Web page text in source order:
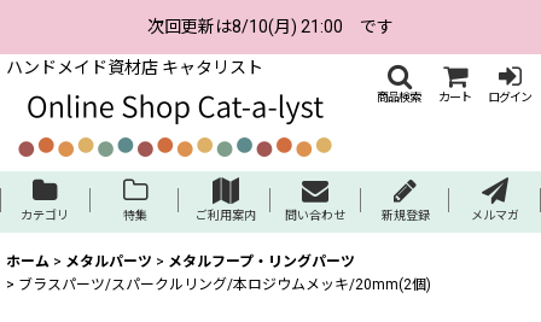
次回更新は8/10(月) 21:00 です
ハンドメイド資材店 キャタリスト
商品検索 カート ログイン
カテゴリ 特集 ご利用案内 問い合わせ 新規登録 メルマガ
ホーム > メタルパーツ > メタルフープ・リングパーツ
> ブラスパーツ/スパークルリング/本ロジウムメッキ/20mm(2個)